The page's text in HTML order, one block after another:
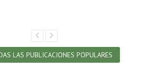
LAS PUBLICACIONES POPULARES